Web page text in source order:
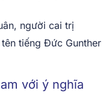
người cai trị
tiếng Đức Gunther
với ý nghĩa